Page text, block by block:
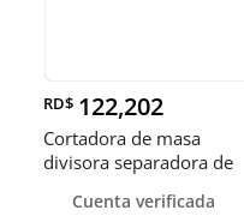
RD$ 122,202
Cortadora de masa
divisora separadora de
Cuenta verificada